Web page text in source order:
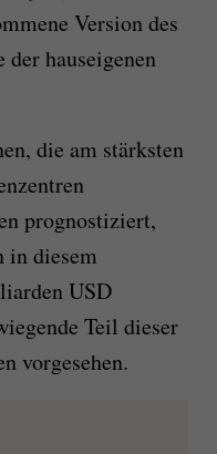
Version des
hauseigenen
die am stärksten
prognostiziert,
in diesem
USD
Teil dieser
vorgesehen.